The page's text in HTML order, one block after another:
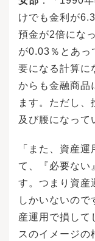
けでも金利が
預金が2倍にな
が0.03％とあっ
要になる計算に
からも金融商品
ます。ただし、
及び腰になって
「また、資産
て、『必要ない
す。つまり資産
しかいないので
産運用で損して
スのイメージの